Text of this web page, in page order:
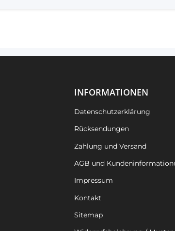
INFORMATIONEN
Datenschutzerklärung
Rücksendungen
Zahlung und Versand
AGB und
Impressum
Kontakt
Sitemap